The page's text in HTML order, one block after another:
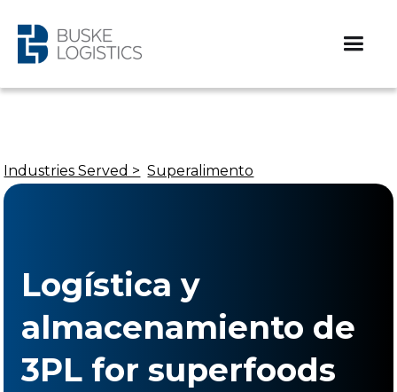
Industries Served > Superalimento
Logística y
almacenamiento de
3PL for superfoods